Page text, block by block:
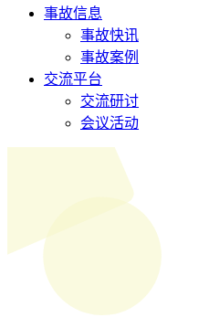
事故信息
事故快讯
事故案例
交流平台
交流研讨
会议活动